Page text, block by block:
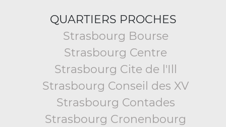
QUARTIERS PROCHES
Strasbourg Bourse
Strasbourg Centre
Strasbourg Cite de l'Ill
Strasbourg Conseil des XV
Strasbourg Contades
Strasbourg Cronenbourg